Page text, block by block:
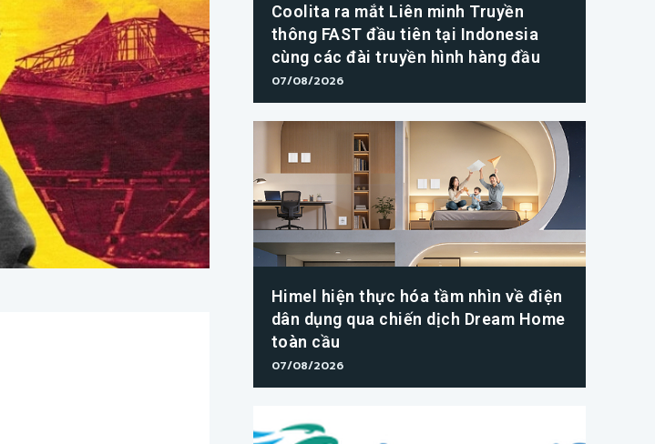
Coolita ra mắt Liên minh Truyền
thông FAST đầu tiên tại Indonesia
cùng các đài truyền hình hàng đầu
07/08/2026
Himel hiện thực hóa tầm nhìn về điện
dân dụng qua chiến dịch Dream Home
toàn cầu
07/08/2026